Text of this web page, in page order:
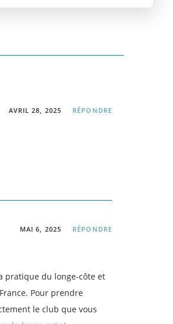
AVRIL 28, 2025 RÉPONDRE
MAI 6, 2025 RÉPONDRE
pratique du longe-côte et
Pour prendre
le club que vous